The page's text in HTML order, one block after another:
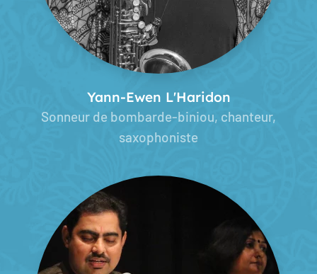
Yann-Ewen L'Haridon
Sonneur de bombarde-biniou, chanteur,
saxophoniste